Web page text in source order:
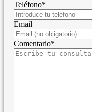
Teléfono*
Email
Comentario*